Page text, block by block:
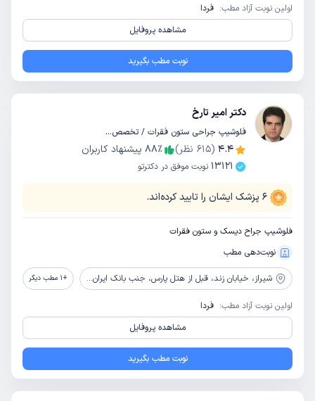
اولین نوبت آزاد مطب: فردا
مشاهده پروفایل
نوبت مطب بگیرید
دکتر امیر تارخ
فلوشیپ جراحی ستون فقرات / تخصص جراحی مغز و اعصاب
4.4
(
615 نظر) 88٪
پیشنهاد کاربران
13121 نوبت موفق در دکترتو
6 پزشک ایشان را تایید کرده‌اند.
فلوشیپ جراح دیسک و ستون فقرات
نوبت‌دهی مطب
شیراز، خیابان زند، قبل از هتل پارس، جنب بانک ایران زمین، ساختمان ولیعصر، طبقه 4 +
1 مطب دیگر
اولین نوبت آزاد مطب: فردا
مشاهده پروفایل
نوبت مطب بگیرید